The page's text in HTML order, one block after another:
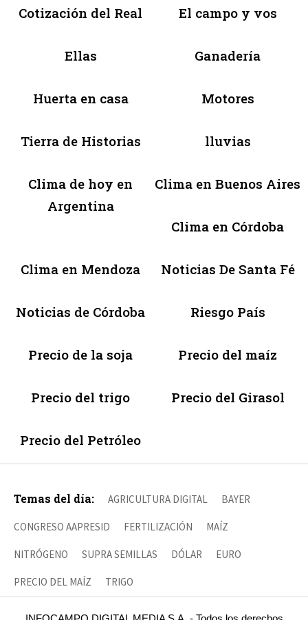
Cotización del Real El campo y vos
Ellas Ganadería
Huerta en casa Motores
Tierra de Historias lluvias
Clima de hoy en
Argentina
Clima en Buenos Aires
Clima en Córdoba
Clima en Mendoza Noticias De Santa Fé
Noticias de Córdoba Riesgo País
Precio de la soja Precio del maíz
Precio del trigo Precio del Girasol
Precio del Petróleo
Temas del día: AGRICULTURA DIGITAL BAYER
CONGRESO AAPRESID FERTILIZACIÓN MAÍZ
NITRÓGENO SUPRA SEMILLAS DÓLAR EURO
PRECIO DEL MAÍZ TRIGO